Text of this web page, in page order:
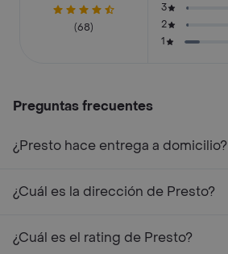
(68)
3
2
1
Preguntas frecuentes
¿Presto hace entrega a domicilio?
¿Cuál es la dirección de Presto?
¿Cuál es el rating de Presto?